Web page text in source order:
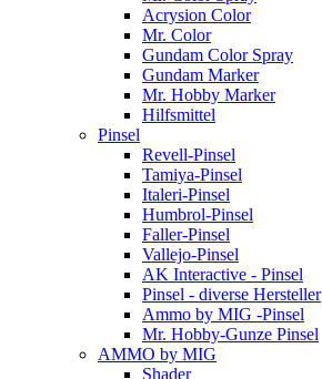
Acrysion Color
Mr. Color
Gundam Color Spray
Gundam Marker
Mr. Hobby Marker
Hilfsmittel
Pinsel
Revell-Pinsel
Tamiya-Pinsel
Italeri-Pinsel
Humbrol-Pinsel
Faller-Pinsel
Vallejo-Pinsel
AK Interactive - Pinsel
Pinsel - diverse Hersteller
Ammo by MIG -Pinsel
Mr. Hobby-Gunze Pinsel
AMMO by MIG
Shader